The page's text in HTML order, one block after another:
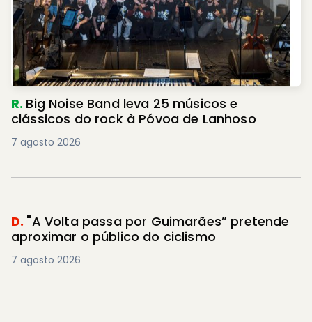
R. Big Noise Band leva 25 músicos e
clássicos do rock à Póvoa de Lanhoso
7 agosto 2026
D. "A Volta passa por Guimarães” pretende
aproximar o público do ciclismo
7 agosto 2026